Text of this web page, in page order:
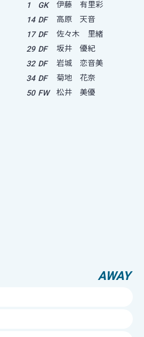
1 GK 伊藤 有里彩
14 DF 高原 天音
17 DF 佐々木 里緒
29 DF 坂井 優紀
32 DF 岩城 恋音美
34 DF 菊地 花奈
50 FW 松井 美優
AWAY